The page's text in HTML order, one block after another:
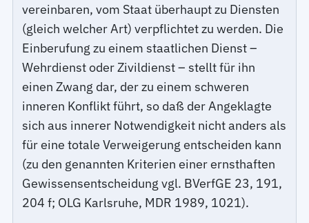
vereinbaren, vom Staat überhaupt zu Diensten
(gleich welcher Art) verpflichtet zu werden. Die
Einberufung zu einem staatlichen Dienst –
Wehrdienst oder Zivildienst – stellt für ihn
einen Zwang dar, der zu einem schweren
inneren Konflikt führt, so daß der Angeklagte
sich aus innerer Notwendigkeit nicht anders als
für eine totale Verweigerung entscheiden kann
(zu den genannten Kriterien einer ernsthaften
Gewissensentscheidung vgl. BVerfGE 23, 191,
204 f; OLG Karlsruhe, MDR 1989, 1021).